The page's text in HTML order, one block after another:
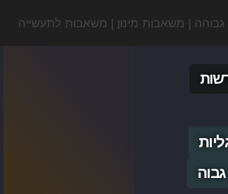
| משאבות מינון | משאבות לתעשייה